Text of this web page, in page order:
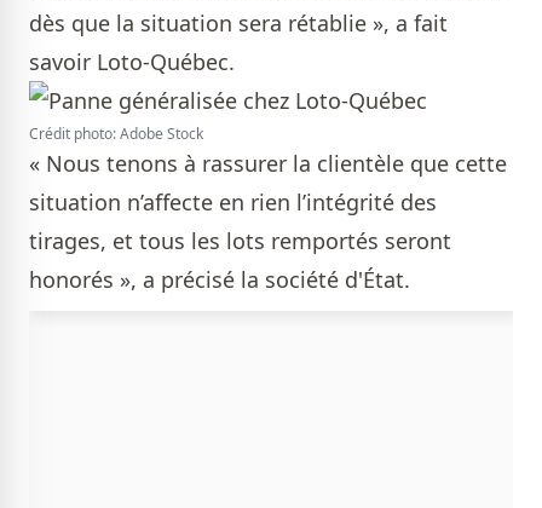
dès que la situation sera rétablie », a fait
savoir Loto-Québec.
Crédit photo: Adobe Stock
« Nous tenons à rassurer la clientèle que cette
situation n’affecte en rien l’intégrité des
tirages, et tous les lots remportés seront
honorés », a précisé la société d'État.